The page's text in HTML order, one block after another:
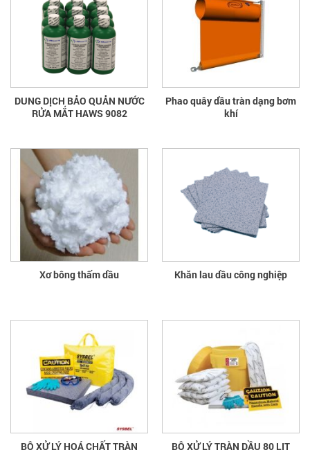
DUNG DỊCH BẢO QUẢN NƯỚC
RỬA MẮT HAWS 9082
Phao quây dầu tràn dạng bơm
khí
Xơ bông thấm dầu Khăn lau dầu công nghiệp
BỘ XỬ LÝ HOÁ CHẤT TRÀN BỘ XỬ LÝ TRÀN DẦU 80 LIT